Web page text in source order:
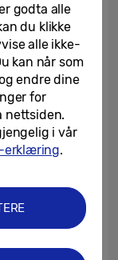
up to
godta alle
du klikke
alle ikke-
kan når som
endre dine
for
nettsiden.
i vår
erklæring.